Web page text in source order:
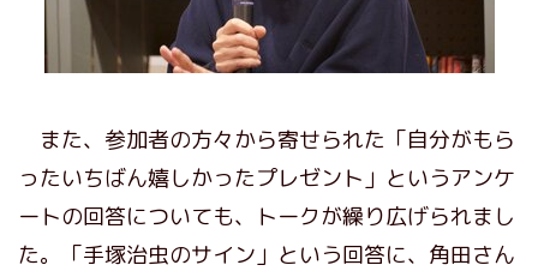
また、参加者の方々から寄せられた「自分がもら
ったいちばん嬉しかったプレゼント」というアンケ
ートの回答についても、トークが繰り広げられまし
た。「手塚治虫のサイン」という回答に、角田さん